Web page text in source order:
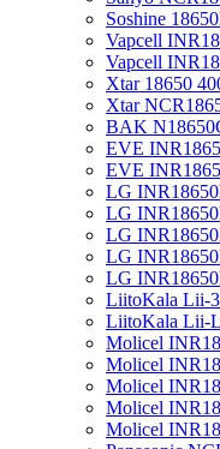
Soshine
Vapcell
Vapcell
Xtar 18650
Xtar
BAK
EVE
EVE
LG
LG
LG
LG
LG
LiitoKala Lii-
LiitoKala Lii-
Molicel
Molicel
Molicel
Molicel
Molicel